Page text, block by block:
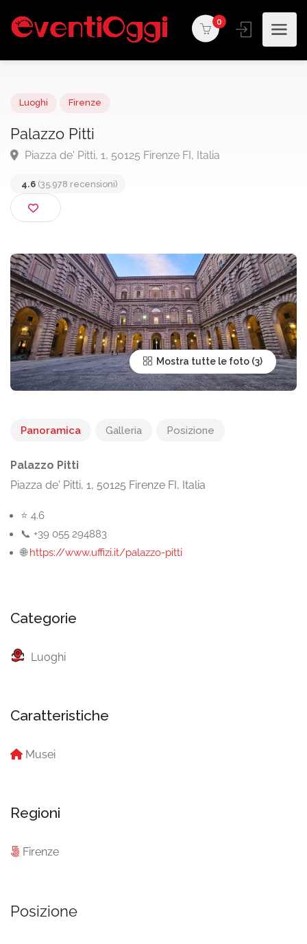
0
Palazzo Pitti
(35.978 recensioni)
Mostra tutte le foto
Panoramica Galleria Posizione
Palazzo Pitti
Piazza de' Pitti, 1, 50125 Firenze FI, Italia
⭐ 4.6
📞 +39 055 294883
🌐https://www.uffizi.it/palazzo-pitti
Categorie
Luoghi
Caratteristiche
Musei
Regioni
Firenze
Posizione